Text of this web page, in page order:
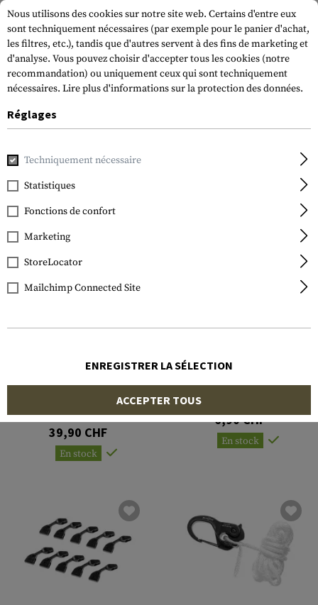
PETZL
PAW S Rigging Plate
39,90 CHF
En stock
NITE IZE
CamJam Cord Tightener
6,90 CHF
En stock
Nous utilisons des cookies sur notre site web. Certains d'entre eux
sont techniquement nécessaires (par exemple pour le panier d'achat,
les filtres, etc.), tandis que d'autres servent à des fins de marketing et
d'analyse. Vous pouvez choisir d'accepter tous les cookies (notre
recommandation) ou uniquement ceux qui sont techniquement
nécessaires. Lire plus d'informations sur la protection des données.
Réglages
Techniquement nécessaire
Statistiques
Fonctions de confort
Marketing
StoreLocator
Mailchimp Connected Site
ENREGISTRER LA SÉLECTION
ACCEPTER TOUS